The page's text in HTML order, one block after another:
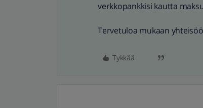
verkkopankkisi kautta
Tervetuloa mukaan
Tykkää